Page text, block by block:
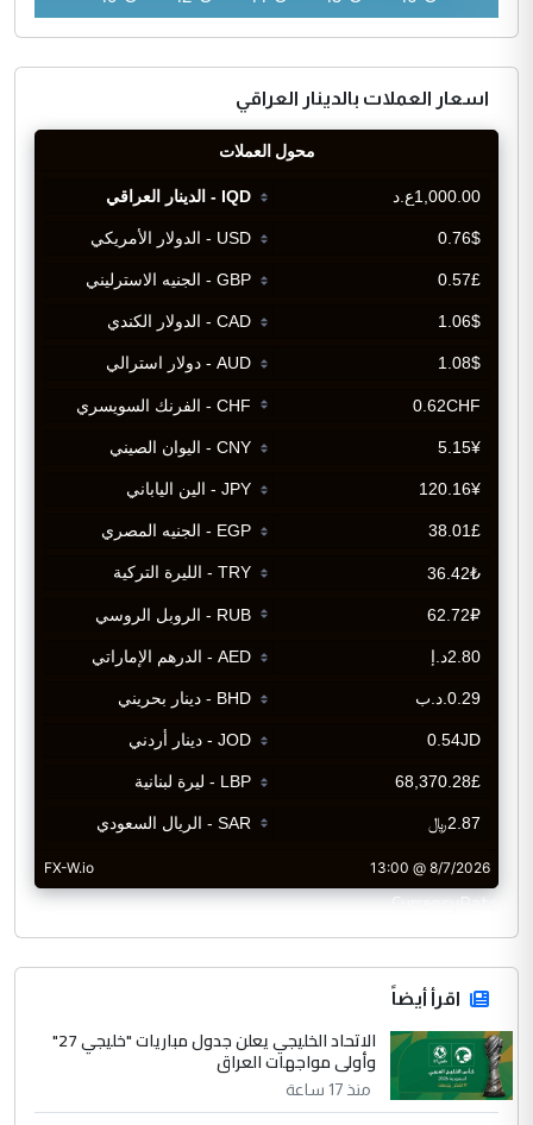
اسعار العملات بالدينار العراقي
CurrencyRate
اقرأ أيضاً
الاتحاد الخليجي يعلن جدول مباريات "خليجي 27"
وأولى مواجهات العراق
منذ 17 ساعة